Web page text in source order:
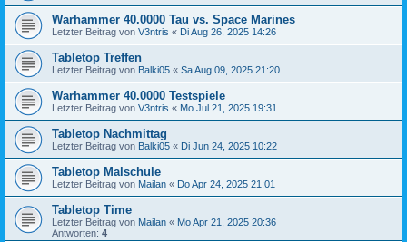
Warhammer 40.0000 Tau vs. Space Marines
Letzter Beitrag von V3ntris « Di Aug 26, 2025 14:26
Tabletop Treffen
Letzter Beitrag von Balki05 « Sa Aug 09, 2025 21:20
Warhammer 40.0000 Testspiele
Letzter Beitrag von V3ntris « Mo Jul 21, 2025 19:31
Tabletop Nachmittag
Letzter Beitrag von Balki05 « Di Jun 24, 2025 10:22
Tabletop Malschule
Letzter Beitrag von Mailan « Do Apr 24, 2025 21:01
Tabletop Time
Letzter Beitrag von Mailan « Mo Apr 21, 2025 20:36
Antworten: 4